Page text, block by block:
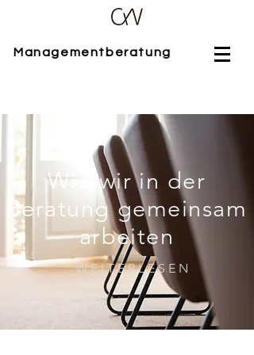
Managementberatung
Wie wir in der
Beratung gemeinsam
arbeiten
W E I T E R L E S E N